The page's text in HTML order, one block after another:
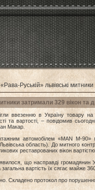
Руській» львівські
затримали 329 вікон та
ввезенню в Україну
та вартості, – повідомив
Макар.
автомобілем «MAN М-90»
область). До митного
реставрованих вікон
що насправді громадянин
вартість їх сягає майже
Складено протокол про